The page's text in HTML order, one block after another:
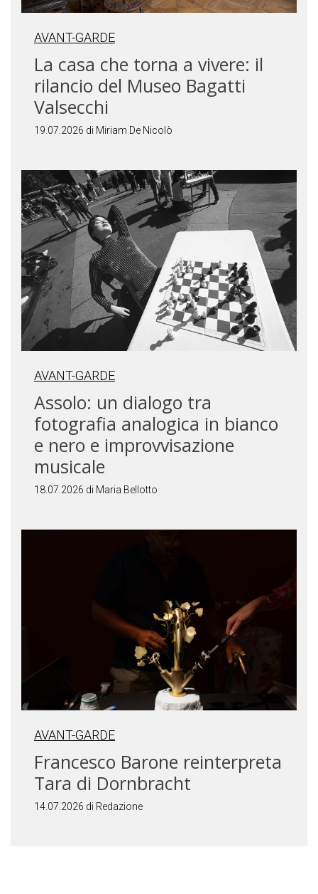
AVANT-GARDE
La casa che torna a vivere: il
rilancio del Museo Bagatti
Valsecchi
19.07.2026 di Miriam De Nicolò
AVANT-GARDE
Assolo: un dialogo tra
fotografia analogica in bianco
e nero e improvvisazione
musicale
18.07.2026 di Maria Bellotto
AVANT-GARDE
Francesco Barone reinterpreta
Tara di Dornbracht
14.07.2026 di Redazione